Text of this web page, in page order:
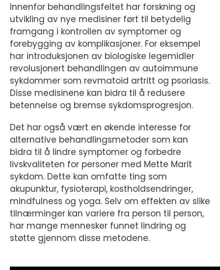
Innenfor behandlingsfeltet har forskning og
utvikling av nye medisiner ført til betydelig
framgang i kontrollen av symptomer og
forebygging av komplikasjoner. For eksempel
har introduksjonen av biologiske legemidler
revolusjonert behandlingen av autoimmune
sykdommer som revmatoid artritt og psoriasis.
Disse medisinene kan bidra til å redusere
betennelse og bremse sykdomsprogresjon.
Det har også vært en økende interesse for
alternative behandlingsmetoder som kan
bidra til å lindre symptomer og forbedre
livskvaliteten for personer med Mette Marit
sykdom. Dette kan omfatte ting som
akupunktur, fysioterapi, kostholdsendringer,
mindfulness og yoga. Selv om effekten av slike
tilnærminger kan variere fra person til person,
har mange mennesker funnet lindring og
støtte gjennom disse metodene.